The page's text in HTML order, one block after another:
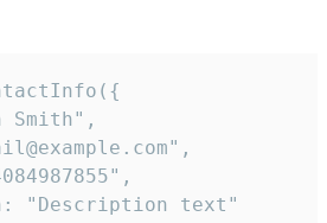
Smith",
"Description text"